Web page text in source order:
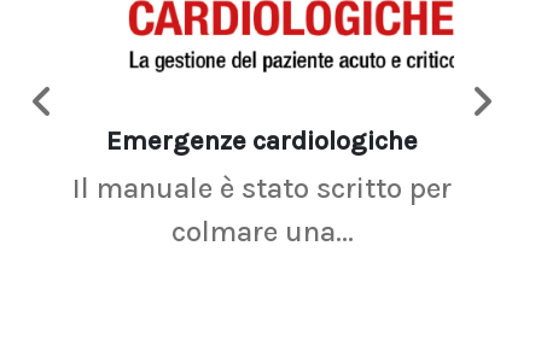
Emergenze cardiologiche
Il manuale è stato scritto per
colmare una...